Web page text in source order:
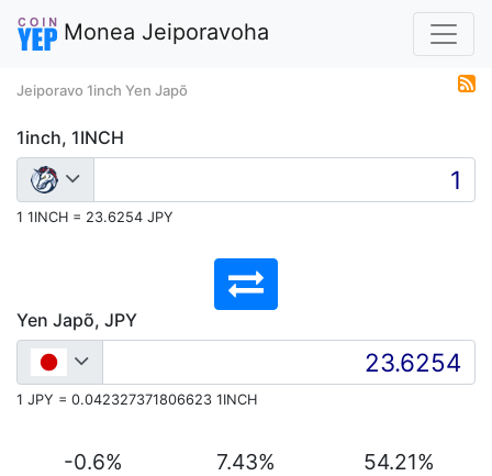
Monea Jeiporavoha
Jeiporavo 1inch Yen Japõ
1inch, 1INCH
1 1INCH = 23.6254 JPY
Yen Japõ, JPY
1 JPY = 0.042327371806623 1INCH
-0.6% 7.43% 54.21%